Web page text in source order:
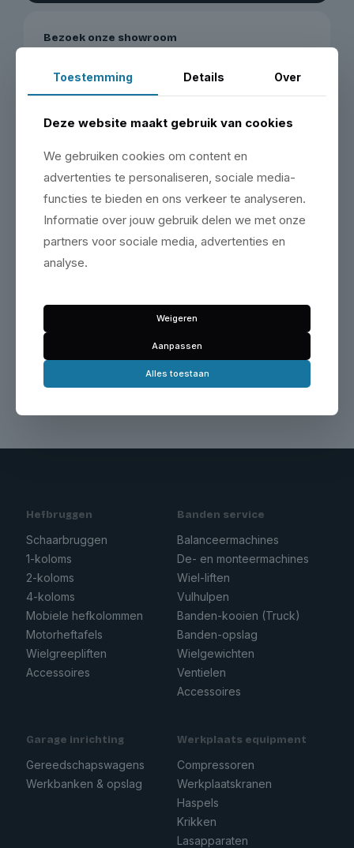
Bezoek onze showroom
Zeemanlaan 16 in IJsselstein.
Vergelijkbare producten
zoekcriteria voldoen.
Hefbruggen
Schaarbruggen
1-koloms
2-koloms
4-koloms
Mobiele hefkolommen
Motorheftafels
Wielgreepliften
Accessoires
Banden service
Balanceermachines
De- en monteermachines
Wiel-liften
Vulhulpen
Banden-kooien (Truck)
Banden-opslag
Wielgewichten
Ventielen
Accessoires
Garage inrichting
Gereedschapswagens
Werkbanken & opslag
Werkplaats equipment
Compressoren
Werkplaatskranen
Haspels
Krikken
Lasapparaten
Toestemming Details Over
Deze website maakt gebruik van cookies
We gebruiken cookies om content en
advertenties te personaliseren, sociale media-
functies te bieden en ons verkeer te analyseren.
Informatie over jouw gebruik delen we met onze
partners voor sociale media, advertenties en
analyse.
Weigeren
Aanpassen
Alles toestaan